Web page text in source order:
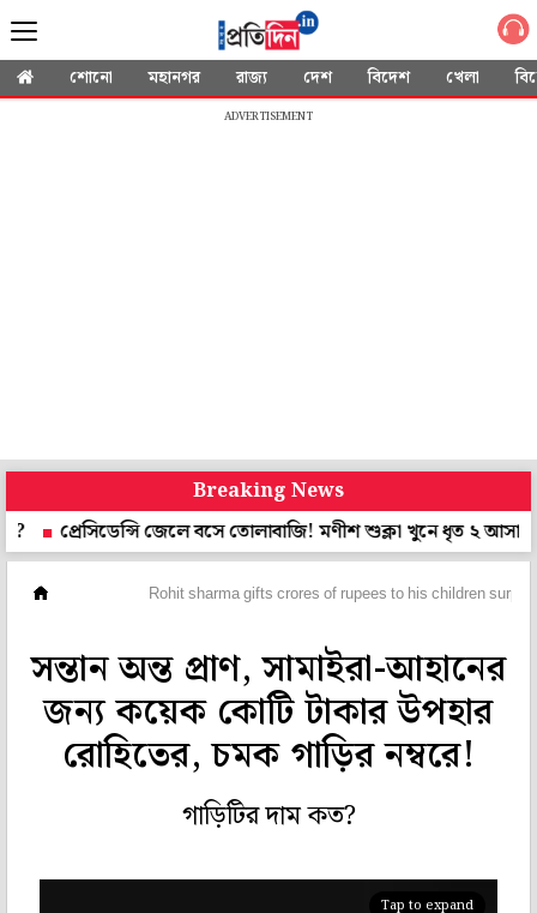
শোনো মহানগর রাজ্য দেশ বিদেশ খেলা
ADVERTISEMENT
Breaking News
জেলে বসে তোলাবাজি! মণীশ শুক্লা খুনে ধৃত ২ আসামির কাছ থেকে
Rohit sharma gifts crores of rupees to his children
সন্তান অন্ত প্রাণ, সামাইরা-আহানের
জন্য কয়েক কোটি টাকার উপহার
রোহিতের, চমক গাড়ির নম্বরে!
গাড়িটির দাম কত?
Tap to expand